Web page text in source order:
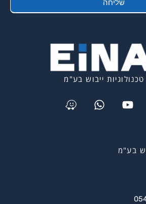
שליחה
טכנולוגיות ייבוש בע"מ
Youtube
Whatsapp
Waze
בע"מ